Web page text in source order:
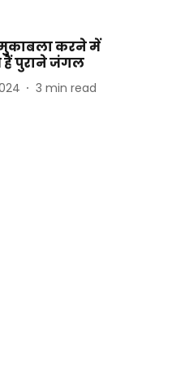
करने में
हैं पुराने जंगल
3 min read